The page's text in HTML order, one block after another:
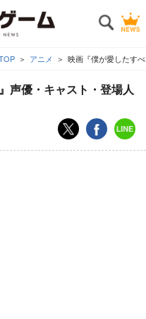
アニメ 映画『僕が愛したす
声優・キャスト・登場人